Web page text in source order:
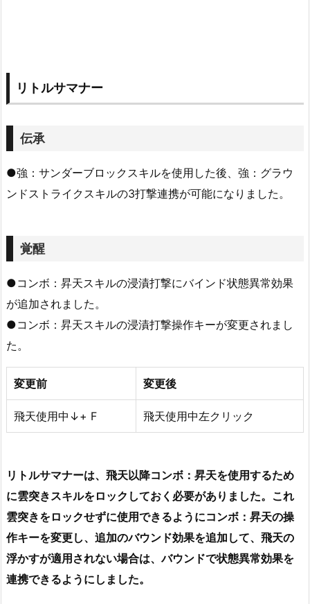
リトルサマナー
伝承
●強：サンダーブロックスキルを使用した後、強：グラウ
ンドストライクスキルの3打撃連携が可能になりました。
覚醒
●コンボ：昇天スキルの浸漬打撃にバインド状態異常効果
が追加されました。
●コンボ：昇天スキルの浸漬打撃操作キーが変更されまし
た。
変更前 変更後
飛天使用中↓+ F 飛天使用中左クリック
リトルサマナーは、飛天以降コンボ：昇天を使用するため
に雲突きスキルをロックしておく必要がありました。これ
雲突きをロックせずに使用できるようにコンボ：昇天の操
作キーを変更し、追加のバウンド効果を追加して、飛天の
浮かすが適用されない場合は、バウンドで状態異常効果を
連携できるようにしました。